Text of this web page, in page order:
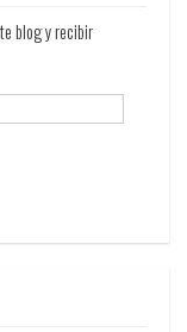
blog y recibir